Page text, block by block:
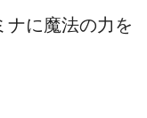
ナに魔法の力を